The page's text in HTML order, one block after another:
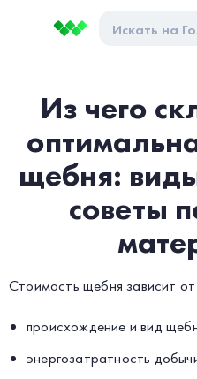
Из чего
щебня:
советы
Стоимость щебня зависит
происхождение и вид
энергозатратность